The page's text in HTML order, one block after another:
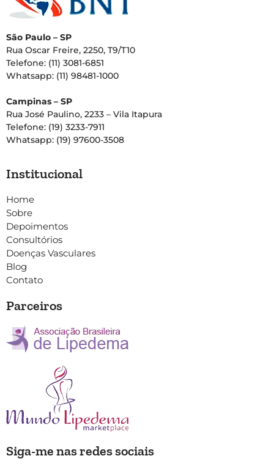
São Paulo – SP
Rua Oscar Freire, 2250, T9/T10
Telefone: (11) 3081-6851
Whatsapp: (11) 98481-1000
Campinas – SP
Rua José Paulino, 2233 – Vila Itapura
Telefone: (19) 3233-7911
Whatsapp: (19) 97600-3508
Institucional
Home
Sobre
Depoimentos
Consultórios
Doenças Vasculares
Blog
Contato
Parceiros
Siga-me nas redes sociais